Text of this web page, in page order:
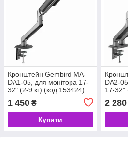
Кронштейн Gembird MA-
DA1-05, для монітора 17-
32" (2-9 кг) (код 153424)
1 450 ₴
Купити
DA2-
17-32"
2 280